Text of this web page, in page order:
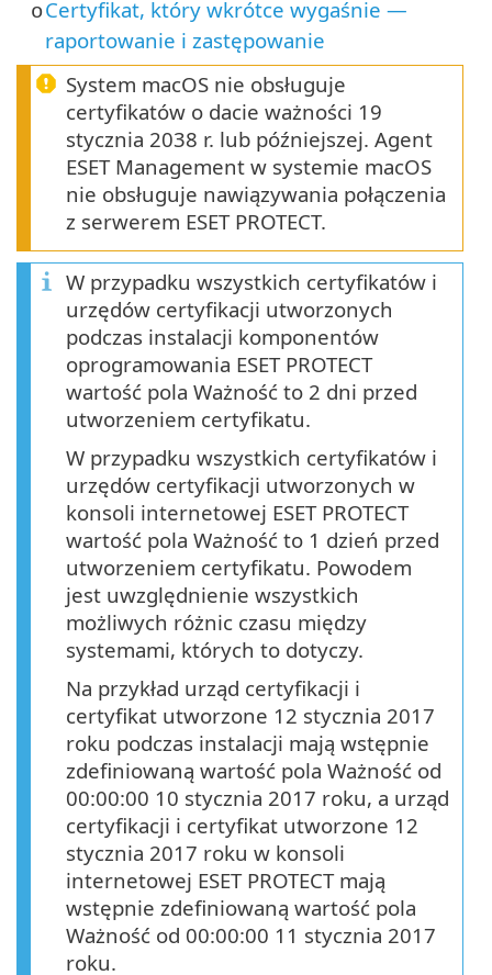
oCertyfikat, który wkrótce wygaśnie —
raportowanie i zastępowanie
System macOS nie obsługuje
certyfikatów o dacie ważności 19
stycznia 2038 r. lub późniejszej. Agent
ESET Management w systemie macOS
nie obsługuje nawiązywania połączenia
z serwerem ESET PROTECT.
W przypadku wszystkich certyfikatów i
urzędów certyfikacji utworzonych
podczas instalacji komponentów
oprogramowania ESET PROTECT
wartość pola Ważność to 2 dni przed
utworzeniem certyfikatu.
W przypadku wszystkich certyfikatów i
urzędów certyfikacji utworzonych w
konsoli internetowej ESET PROTECT
wartość pola Ważność to 1 dzień przed
utworzeniem certyfikatu. Powodem
jest uwzględnienie wszystkich
możliwych różnic czasu między
systemami, których to dotyczy.
Na przykład urząd certyfikacji i
certyfikat utworzone 12 stycznia 2017
roku podczas instalacji mają wstępnie
zdefiniowaną wartość pola Ważność od
00:00:00 10 stycznia 2017 roku, a urząd
certyfikacji i certyfikat utworzone 12
stycznia 2017 roku w konsoli
internetowej ESET PROTECT mają
wstępnie zdefiniowaną wartość pola
Ważność od 00:00:00 11 stycznia 2017
roku.